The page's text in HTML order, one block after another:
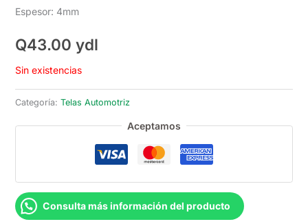
Espesor: 4mm
Q43.00 ydl
Sin existencias
Categoría: Telas Automotriz
Aceptamos
Consulta más información del producto